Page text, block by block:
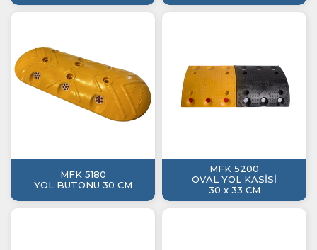
MFK 5180
YOL BUTONU 30 CM
MFK 5200
OVAL YOL KASİSİ
30 x 33 CM